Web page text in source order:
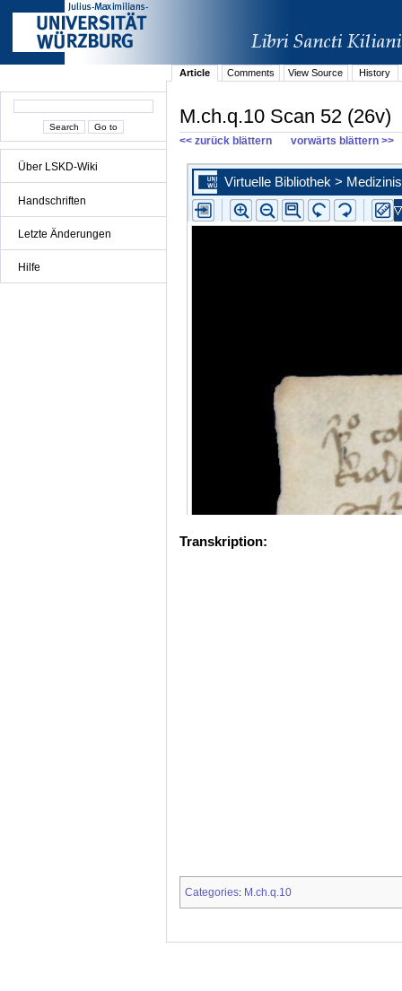
Über LSKD-Wiki
Handschriften
Letzte Änderungen
Hilfe
Article Comments View Source History
M.ch.q.10 Scan 52 (26v)
<< zurück blättern vorwärts blättern >>
Transkription:
Categories: M.ch.q.10